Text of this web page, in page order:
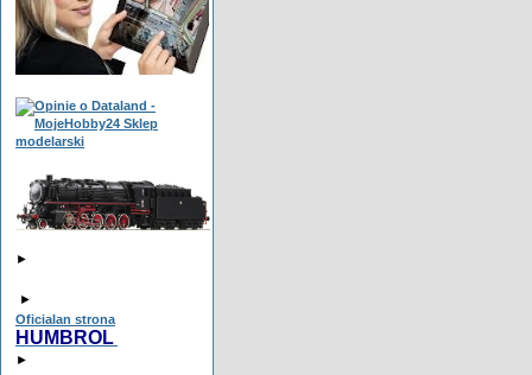
►
►
Oficialan strona
HUMBROL
►